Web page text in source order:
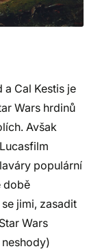
Cal Kestis je
Wars hrdinů
Avšak
populární
době
jimi, zasadit
Wars